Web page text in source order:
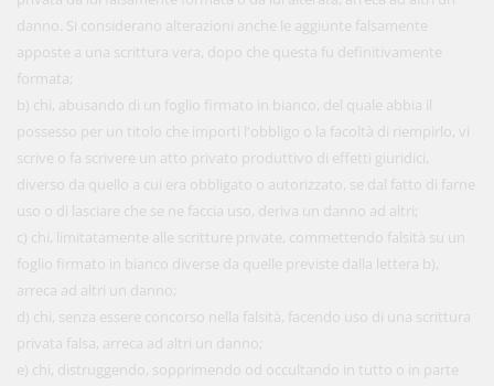
danno. Si considerano alterazioni anche le aggiunte falsamente
apposte a una scrittura vera, dopo che questa fu definitivamente
formata;
b) chi, abusando di un foglio firmato in bianco, del quale abbia il
possesso per un titolo che importi l'obbligo o la facoltà di riempirlo, vi
scrive o fa scrivere un atto privato produttivo di effetti giuridici,
diverso da quello a cui era obbligato o autorizzato, se dal fatto di farne
uso o di lasciare che se ne faccia uso, deriva un danno ad altri;
c) chi, limitatamente alle scritture private, commettendo falsità su un
foglio firmato in bianco diverse da quelle previste dalla lettera b),
arreca ad altri un danno;
d) chi, senza essere concorso nella falsità, facendo uso di una scrittura
privata falsa, arreca ad altri un danno;
e) chi, distruggendo, sopprimendo od occultando in tutto o in parte